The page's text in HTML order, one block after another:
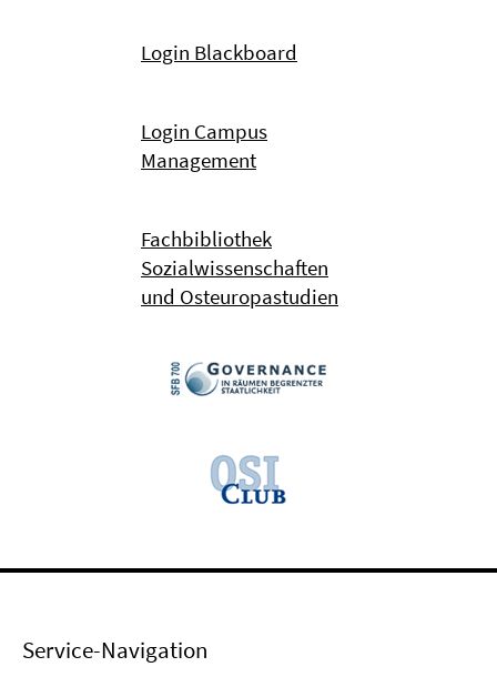
Login Blackboard
Login Campus
Management
Fachbibliothek
Sozialwissenschaften
und Osteuropastudien
Service-Navigation